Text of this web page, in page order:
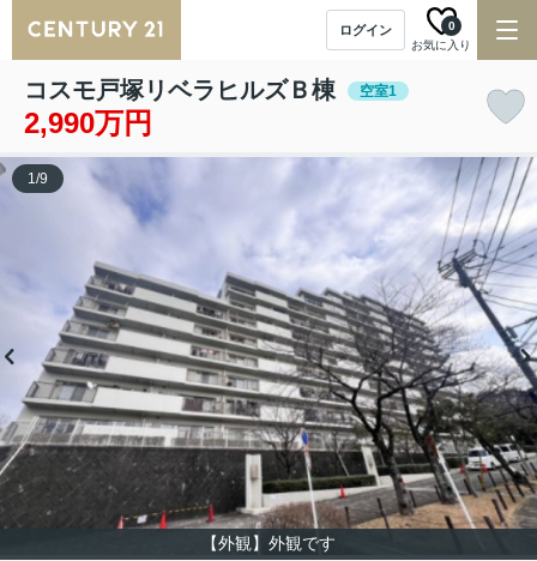
ログイン
お気に入り
0
コスモ戸塚リベラヒルズＢ棟 空室1
2,990万円
【外観】外観です
1/9